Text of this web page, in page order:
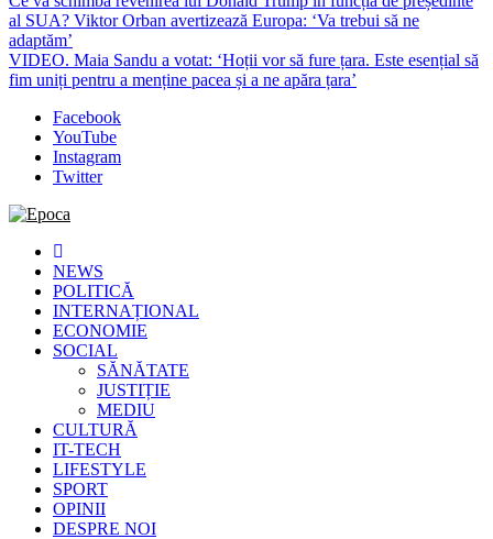
al SUA? Viktor Orban avertizează Europa: ‘Va trebui să ne
adaptăm’
VIDEO. Maia Sandu a votat: ‘Hoții vor să fure țara. Este esențial să
fim uniți pentru a menține pacea și a ne apăra țara’
Facebook
YouTube
Instagram
Twitter
Epoca
Cele mai noi știri online din România
NEWS
POLITICĂ
INTERNAȚIONAL
ECONOMIE
SOCIAL
SĂNĂTATE
JUSTIȚIE
MEDIU
CULTURĂ
IT-TECH
LIFESTYLE
SPORT
OPINII
DESPRE NOI